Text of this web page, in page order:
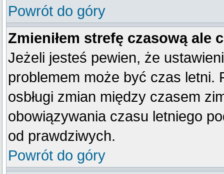
Powrót do góry
Zmieniłem strefę czasową ale
Jeżeli jesteś pewien, że
problemem może być czas letni.
osbługi zmian między czasem
obowiązywania czasu letniego
od prawdziwych.
Powrót do góry